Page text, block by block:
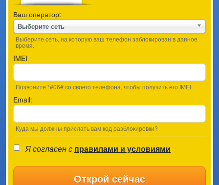
Ваш оператор:
Выберите сеть
Выберите сеть, на которую ваш телефон заблокирован в данное
время.
IMEI
Позвоните *#06# со своего телефона, чтобы получить его IMEI.
Email:
Куда мы должны прислать вам код разблокировки?
Я согласен с правилами и условиями
Открой сейчас